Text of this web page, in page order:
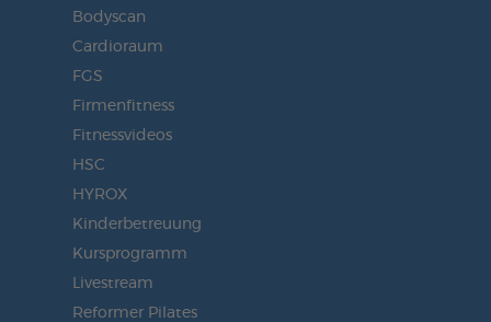
Bodyscan
Cardioraum
FGS
Firmenfitness
Fitnessvideos
HSC
HYROX
Kinderbetreuung
Kursprogramm
Livestream
Reformer Pilates